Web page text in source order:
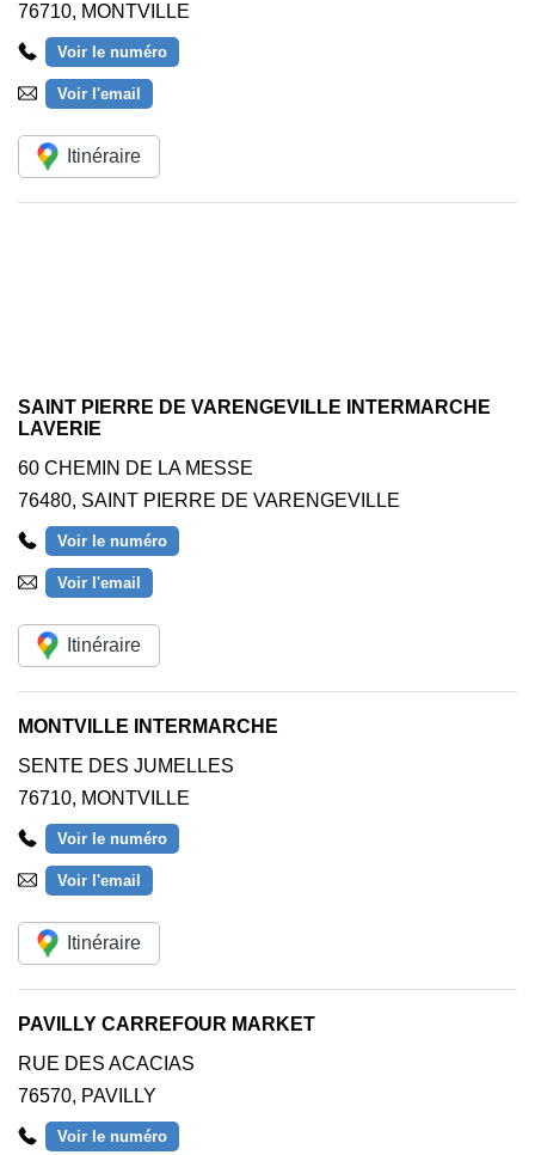
76710, MONTVILLE
Voir le numéro
Voir l'email
Itinéraire
SAINT PIERRE DE VARENGEVILLE INTERMARCHE
LAVERIE
60 CHEMIN DE LA MESSE
76480, SAINT PIERRE DE VARENGEVILLE
Voir le numéro
Voir l'email
Itinéraire
MONTVILLE INTERMARCHE
SENTE DES JUMELLES
76710, MONTVILLE
Voir le numéro
Voir l'email
Itinéraire
PAVILLY CARREFOUR MARKET
RUE DES ACACIAS
76570, PAVILLY
Voir le numéro